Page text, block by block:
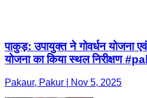
पाकुड़: उपायुक्त ने गोवर्धन योजना
योजना का किया स्थल निरीक्षण
Pakaur, Pakur | Nov 5, 2025